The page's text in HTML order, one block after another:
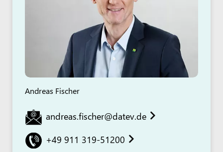
Andreas Fischer
andreas.fischer@datev.de
+49 911 319-51200